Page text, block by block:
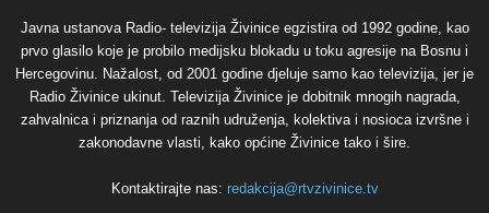
Javna ustanova Radio- televizija Živinice egzistira od 1992 godine, kao
prvo glasilo koje je probilo medijsku blokadu u toku agresije na Bosnu i
Hercegovinu. Nažalost, od 2001 godine djeluje samo kao televizija, jer je
Radio Živinice ukinut. Televizija Živinice je dobitnik mnogih nagrada,
zahvalnica i priznanja od raznih udruženja, kolektiva i nosioca izvršne i
zakonodavne vlasti, kako općine Živinice tako i šire.
Kontaktirajte nas: redakcija@rtvzivinice.tv